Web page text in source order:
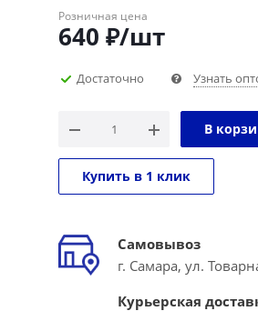
Розничная цена
640 ₽/шт
Достаточно Узнать
В
Купить в 1 клик
Самовывоз
г. Самара, ул.
Курьерская